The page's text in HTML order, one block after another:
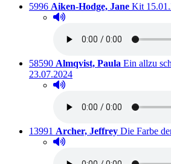
Titelnummer:
5996 von
Aiken-Hodge, Jane: Kit
Hörprobe abspielen
Hörprobe von Kit
Titelnummer:
58590 von
Almqvist, Paula Ein allzu
23.07.2024
Hörprobe abspielen
Hörprobe von Ein allzu
Titelnummer:
13991 von
Archer, Jeffrey: Die Farbe
Hörprobe abspielen
Hörprobe von Die Farbe